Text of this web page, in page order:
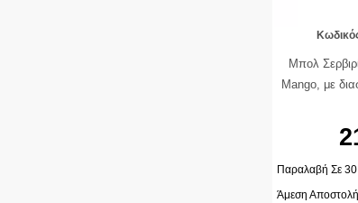
Μπολ
Mango, με
Παραλαβή Σε
Άμεση Αποστολή